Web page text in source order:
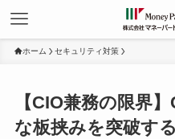
ホーム セキュリティ対策
【CIO兼務の限界
な板挟みを突破す